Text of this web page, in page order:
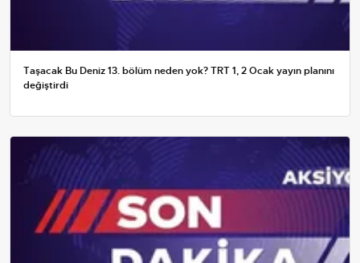
Taşacak Bu Deniz 13. bölüm neden yok? TRT 1, 2 Ocak yayın planını
değiştirdi